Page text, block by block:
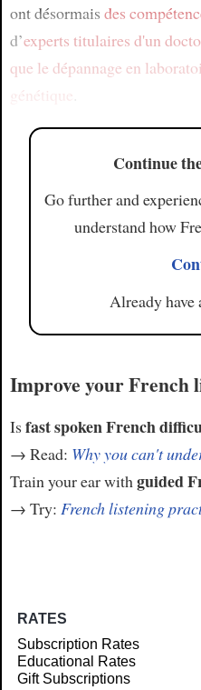
ont désormais des
d’experts titulaires d'un
que le dépannage en
génétique
Continue
Go further and
understand how
Already have
Improve your French
Isfast spoken French
→ Read: Why you can't
Train your ear withguided
→ Try: French listening
RATES
Subscription Rates
Educational Rates
Gift Subscriptions